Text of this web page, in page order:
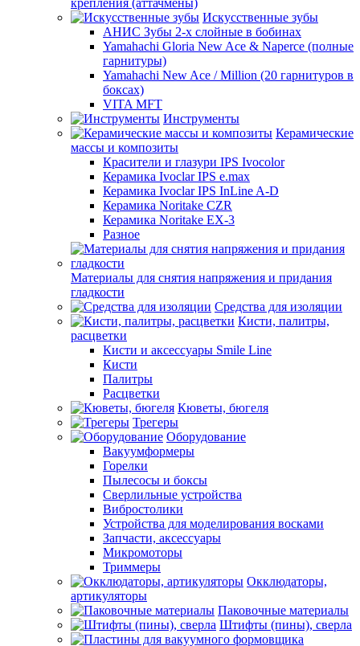
крепления (аттачмены)
Искусственные зубы
АНИС Зубы 2-х слойные в бобинах
Yamahachi Gloria New Ace & Naperce (полные
гарнитуры)
Yamahachi New Ace / Million (20 гарнитуров в
боксах)
VITA MFT
Инструменты
Керамические
массы и композиты
Красители и глазури IPS Ivocolor
Керамика Ivoclar IPS e.max
Керамика Ivoclar IPS InLine A-D
Керамика Noritake CZR
Керамика Noritake EX-3
Разное
Материалы для снятия напряжения и придания
гладкости
Средства для изоляции
Кисти, палитры,
расцветки
Кисти и аксессуары Smile Line
Кисти
Палитры
Расцветки
Кюветы, бюгеля
Трегеры
Оборудование
Вакуумформеры
Горелки
Пылесосы и боксы
Сверлильные устройства
Вибростолики
Устройства для моделирования восками
Запчасти, аксессуары
Микромоторы
Триммеры
Окклюдаторы,
артикуляторы
Паковочные материалы
Штифты (пины), сверла